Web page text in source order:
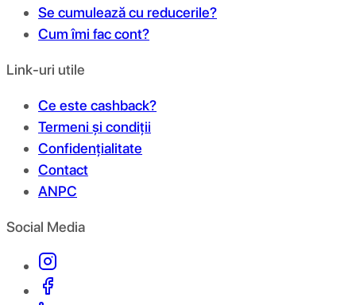
Se cumulează cu reducerile?
Cum îmi fac cont?
Link-uri utile
Ce este cashback?
Termeni și condiții
Confidențialitate
Contact
ANPC
Social Media